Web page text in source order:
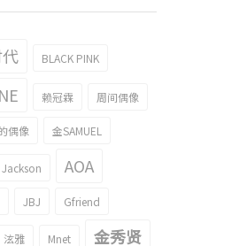
BLACK PINK
赖冠霖 周间偶像
偶像 金SAMUEL
Jackson AOA
JBJ Gfriend
泫雅 Mnet 金秀贤